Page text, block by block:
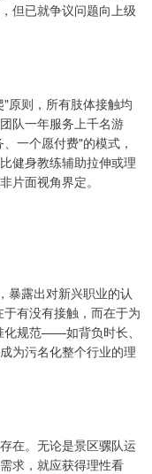
但已就争议问题向上级
原则，所有肢体接触均
队一年服务上千名游
一个愿付费"的模式，
健身教练辅助拉伸或理
片面视角界定。
暴露出对新兴职业的认
有没有接触，而在于为
化规范——如背负时长、
为污名化整个行业的理
在。无论是景区骡队运
求，就应获得理性看